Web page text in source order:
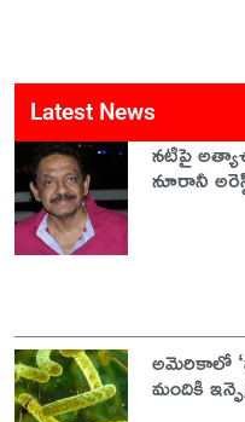
Latest News
నటిపై
నూరానీ
అమెరికాలో
మందికి